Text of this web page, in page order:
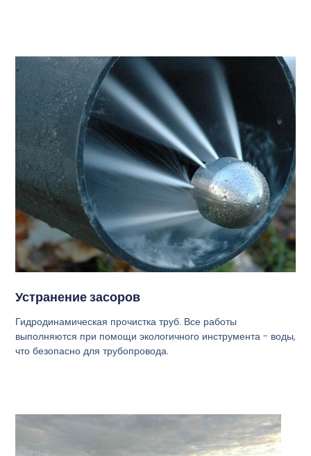
Устранение засоров
Гидродинамическая прочистка труб. Все работы
выполняются при помощи экологичного инструмента - воды,
что безопасно для трубопровода.